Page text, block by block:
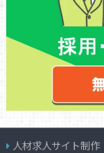
人材求人サイト制作